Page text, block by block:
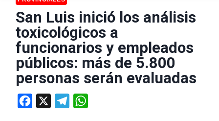
San Luis inició los análisis
toxicológicos a
funcionarios y empleados
públicos: más de 5.800
personas serán evaluadas
Facebook Telegram